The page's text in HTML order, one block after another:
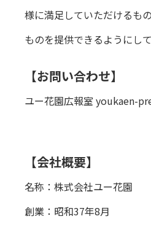
様に満足していただけるも
ものを提供できるようにし
【お問い合わせ】
ユー花園広報室 youkaen-
【会社概要】
名称：株式会社ユー花園
創業：昭和37年8月